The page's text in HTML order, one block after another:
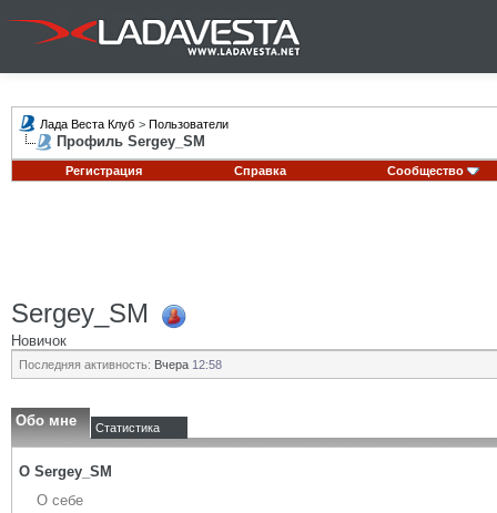
Лада Веста Клуб > Пользователи
Профиль Sergey_SM
Регистрация Справка Сообщество
Sergey_SM
Новичок
Последняя активность: Вчера 12:58
Обо мне Статистика
О Sergey_SM
О себе